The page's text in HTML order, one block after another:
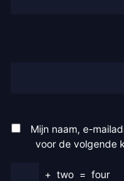
Mijn naam, e-
voor de volgende
+ two = four